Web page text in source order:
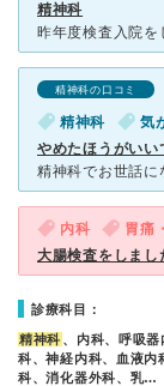
精神科
精神科の口コミ
精神科 気
やめたほうがいい
内科 胃痛
大腸検査をしまし
診療科目：
精神科 、内科、呼吸
科、神経内科、血液内
科、消化器外科、乳…